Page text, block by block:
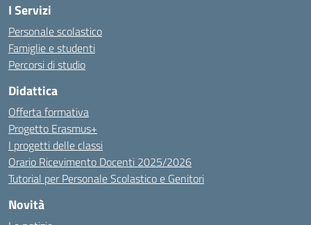
I Servizi
Personale scolastico
Famiglie e studenti
Percorsi di studio
Didattica
Offerta formativa
Progetto Erasmus+
I progetti delle classi
Orario Ricevimento Docenti 2025/2026
Tutorial per Personale Scolastico e Genitori
Novità